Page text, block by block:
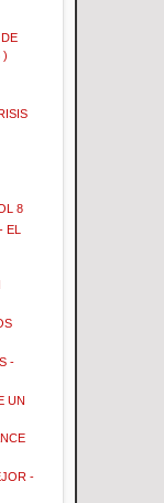
)
8
EL
-
UN
-